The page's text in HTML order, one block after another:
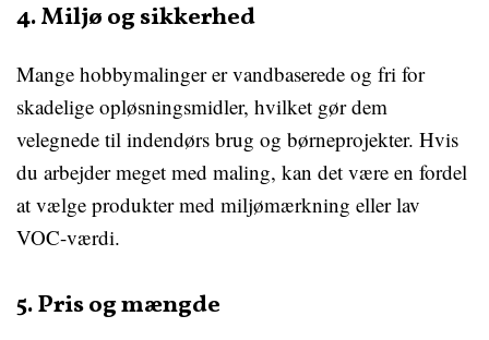
4. Miljø og sikkerhed
Mange hobbymalinger er vandbaserede og fri for
skadelige opløsningsmidler, hvilket gør dem
velegnede til indendørs brug og børneprojekter. Hvis
du arbejder meget med maling, kan det være en fordel
at vælge produkter med miljømærkning eller lav
VOC-værdi.
5. Pris og mængde